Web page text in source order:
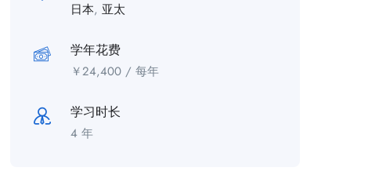
日本, 亚太
学年花费
￥24,400 / 每年
学习时长
4 年